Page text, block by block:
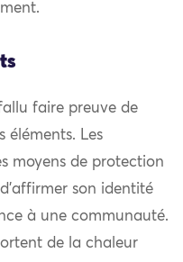
faire preuve de
éléments. Les
moyens de protection
son identité
à une communauté.
de la chaleur